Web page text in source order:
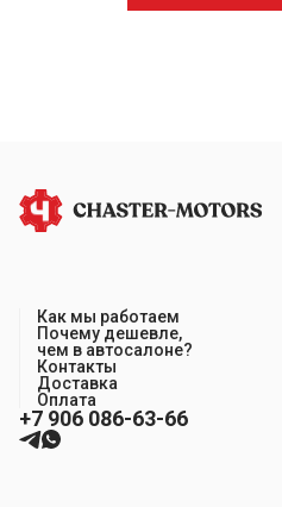
Как мы работаем
Почему дешевле,
чем в автосалоне?
Контакты
Доставка
Оплата
+7 906 086-63-66